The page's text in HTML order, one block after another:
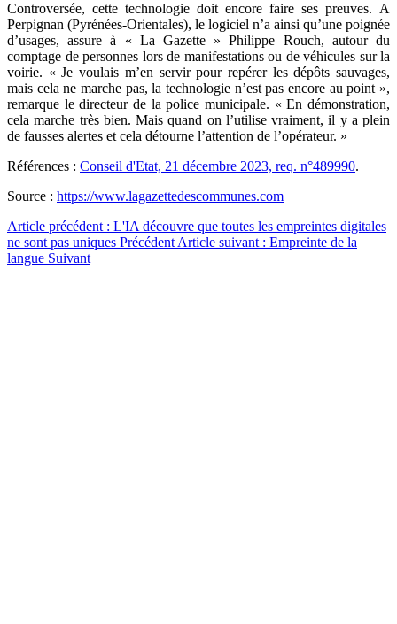
Controversée, cette technologie doit encore faire ses preuves. A
Perpignan (Pyrénées-Orientales), le logiciel n’a ainsi qu’une poignée
d’usages, assure à « La Gazette » Philippe Rouch, autour du
comptage de personnes lors de manifestations ou de véhicules sur la
voirie. « Je voulais m’en servir pour repérer les dépôts sauvages,
mais cela ne marche pas, la technologie n’est pas encore au point »,
remarque le directeur de la police municipale. « En démonstration,
cela marche très bien. Mais quand on l’utilise vraiment, il y a plein
de fausses alertes et cela détourne l’attention de l’opérateur. »
Références : Conseil d'Etat, 21 décembre 2023, req. n°489990.
Source : https://www.lagazettedescommunes.com
Article précédent : L'IA découvre que toutes les empreintes digitales
ne sont pas uniques Précédent Article suivant : Empreinte de la
langue Suivant